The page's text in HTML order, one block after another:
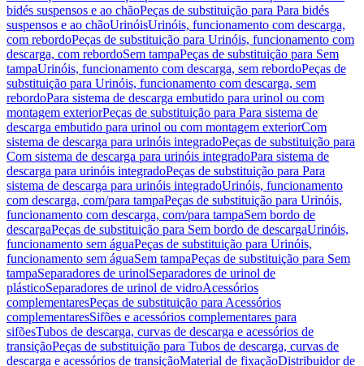
bidés suspensos e ao chãoPeças de substituição para Para bidés
suspensos e ao chãoUrinóisUrinóis, funcionamento com descarga,
com rebordoPeças de substituição para Urinóis, funcionamento com
descarga, com rebordoSem tampaPeças de substituição para Sem
tampaUrinóis, funcionamento com descarga, sem rebordoPeças de
substituição para Urinóis, funcionamento com descarga, sem
rebordoPara sistema de descarga embutido para urinol ou com
montagem exteriorPeças de substituição para Para sistema de
descarga embutido para urinol ou com montagem exteriorCom
sistema de descarga para urinóis integradoPeças de substituição para
Com sistema de descarga para urinóis integradoPara sistema de
descarga para urinóis integradoPeças de substituição para Para
sistema de descarga para urinóis integradoUrinóis, funcionamento
com descarga, com/para tampaPeças de substituição para Urinóis,
funcionamento com descarga, com/para tampaSem bordo de
descargaPeças de substituição para Sem bordo de descargaUrinóis,
funcionamento sem águaPeças de substituição para Urinóis,
funcionamento sem águaSem tampaPeças de substituição para Sem
tampaSeparadores de urinolSeparadores de urinol de
plásticoSeparadores de urinol de vidroAcessórios
complementaresPeças de substituição para Acessórios
complementaresSifões e acessórios complementares para
sifõesTubos de descarga, curvas de descarga e acessórios de
transiçãoPeças de substituição para Tubos de descarga, curvas de
descarga e acessórios de transiçãoMaterial de fixaçãoDistribuidor de